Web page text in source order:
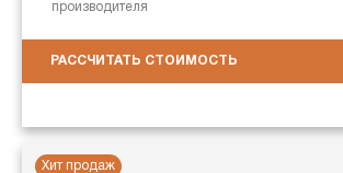
производителя
РАССЧИТАТЬ СТОИМОСТЬ
Хит продаж